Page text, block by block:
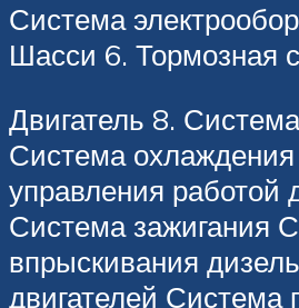
Система
Шасси 6. Тормозная
Двигатель 8.
Система
управления работой
Система зажигания
впрыскивания
двигателей Система